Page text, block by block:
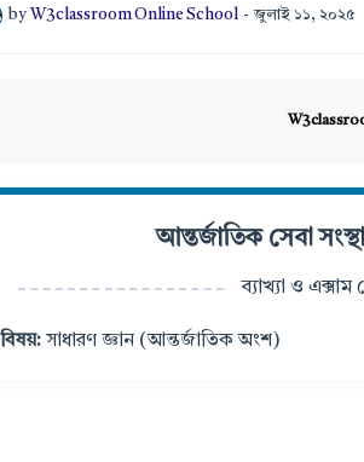
by W3classroom Online School - জুলাই ১১, ২০২৫
আন্তর্জাতিক সেবা
ব্যাখ্যা ও
বিষয়: সাধারণ জ্ঞান (আন্তর্জাতিক অংশ)